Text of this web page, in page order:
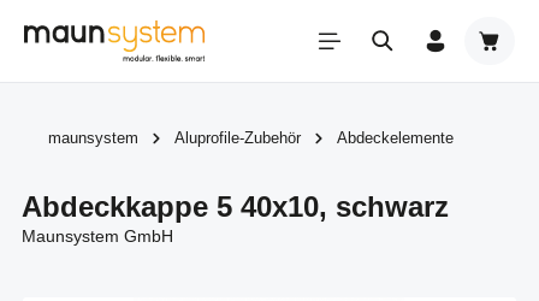
Zum Hauptinhalt springen
maunsystem Aluprofile-Zubehör Abdeckelemente
Abdeckkappe 5 40x10, schwarz
Maunsystem GmbH